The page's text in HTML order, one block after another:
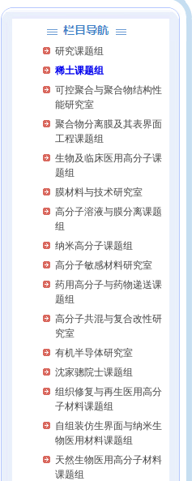
研究课题组
稀土课题组
可控聚合与聚合物结构性
能研究室
聚合物分离膜及其表界面
工程课题组
生物及临床医用高分子课
题组
膜材料与技术研究室
高分子溶液与膜分离课题
组
纳米高分子课题组
高分子敏感材料研究室
药用高分子与药物递送课
题组
高分子共混与复合改性研
究室
有机半导体研究室
沈家骢院士课题组
组织修复与再生医用高分
子材料课题组
自组装仿生界面与纳米生
物医用材料课题组
天然生物医用高分子材料
课题组